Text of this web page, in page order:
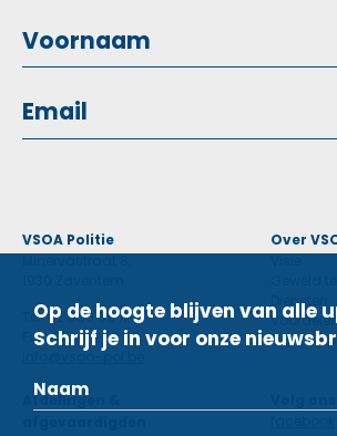
VSOA Politie
Tel: 02 660 59 11
Fax: 02 660 50 97
info@vsoa-pol.be
Over
Diensten
Afdelingen &
Op de hoogte blijven van alle
Schrijf je in voor onze